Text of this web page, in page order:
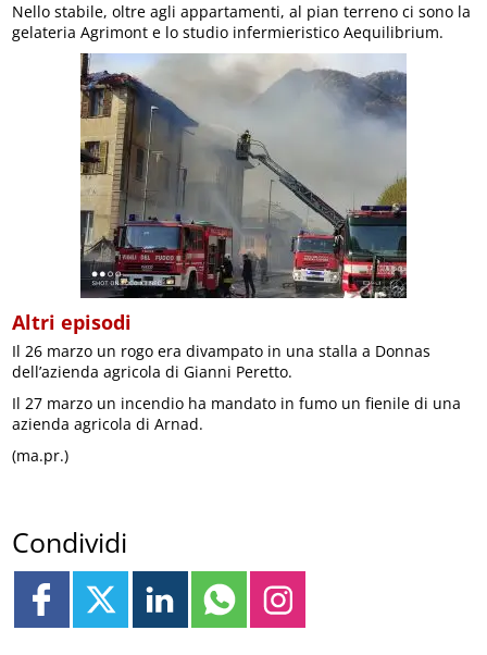
Nello stabile, oltre agli appartamenti, al pian terreno ci sono la
gelateria Agrimont e lo studio infermieristico Aequilibrium.
Altri episodi
Il 26 marzo un rogo era divampato in una stalla a Donnas
dell’azienda agricola di Gianni Peretto.
Il 27 marzo un incendio ha mandato in fumo un fienile di una
azienda agricola di Arnad.
(ma.pr.)
Condividi